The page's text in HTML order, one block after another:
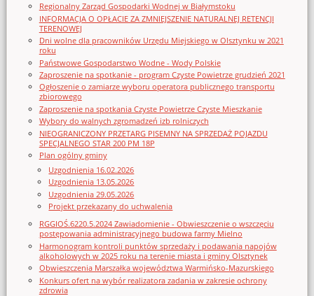
Regionalny Zarząd Gospodarki Wodnej w Białymstoku
INFORMACJA O OPŁACIE ZA ZMNIEJSZENIE NATURALNEJ RETENCJI
TERENOWEJ
Dni wolne dla pracowników Urzędu Miejskiego w Olsztynku w 2021
roku
Państwowe Gospodarstwo Wodne - Wody Polskie
Zaproszenie na spotkanie - program Czyste Powietrze grudzień 2021
Ogłoszenie o zamiarze wyboru operatora publicznego transportu
zbiorowego
Zaproszenie na spotkania Czyste Powietrze Czyste Mieszkanie
Wybory do walnych zgromadzeń izb rolniczych
NIEOGRANICZONY PRZETARG PISEMNY NA SPRZEDAŻ POJAZDU
SPECJALNEGO STAR 200 PM 18P
Plan ogólny gminy
Uzgodnienia 16.02.2026
Uzgodnienia 13.05.2026
Uzgodnienia 29.05.2026
Projekt przekazany do uchwalenia
RGGIOŚ.6220.5.2024 Zawiadomienie - Obwieszczenie o wszczęciu
postępowania administracyjnego budowa farmy Mielno
Harmonogram kontroli punktów sprzedaży i podawania napojów
alkoholowych w 2025 roku na terenie miasta i gminy Olsztynek
Obwieszczenia Marszałka województwa Warmińsko-Mazurskiego
Konkurs ofert na wybór realizatora zadania w zakresie ochrony
zdrowia